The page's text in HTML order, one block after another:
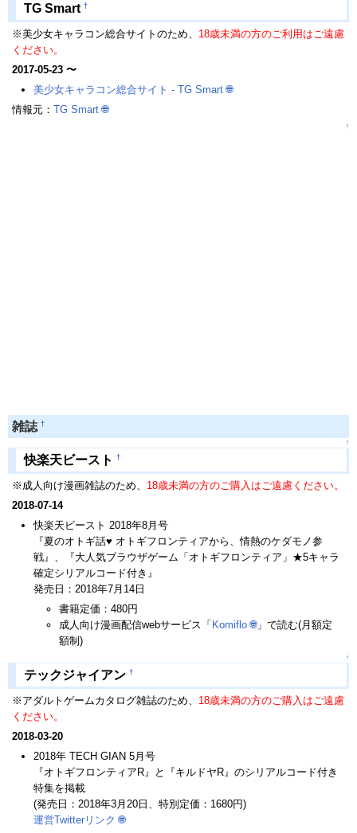
TG Smart †
※美少女キャラコン総合サイトのため、 18歳未満の方のご利用はご遠慮
ください。
2017-05-23 〜
美少女キャラコン総合サイト - TG Smart 🌐
情報元： TG Smart 🌐
↑
雑誌 †
↑
快楽天ビースト †
※成人向け漫画雑誌のため、 18歳未満の方のご購入はご遠慮ください。
2018-07-14
快楽天ビースト 2018年8月号
『夏のオトギ話♥ オトギフロンティアから、情熱のケダモノ参
戦』、『大人気ブラウザゲーム「オトギフロンティア」★5キャラ
確定シリアルコード付き』
発売日：2018年7月14日
書籍定価：480円
成人向け漫画配信webサービス「 Komiflo 🌐」で読む(月額定
額制)
↑
テックジャイアン †
※アダルトゲームカタログ雑誌のため、 18歳未満の方のご購入はご遠慮
ください。
2018-03-20
2018年 TECH GIAN 5月号
『オトギフロンティアR』と『キルドヤR』のシリアルコード付き
特集を掲載
(発売日：2018年3月20日、特別定価：1680円)
運営Twitterリンク 🌐